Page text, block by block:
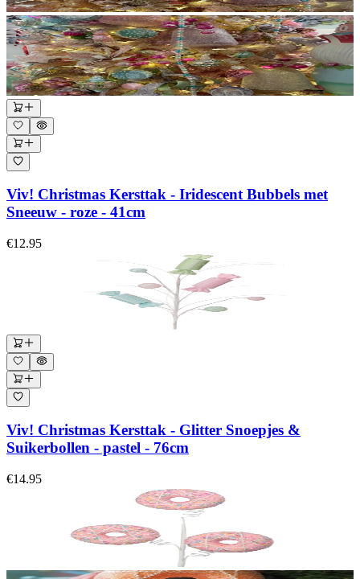
Viv! Christmas Kersttak - Iridescent Bubbels met
Sneeuw - roze - 41cm
€12.95
Viv! Christmas Kersttak - Glitter Snoepjes &
Suikerbollen - pastel - 76cm
€14.95